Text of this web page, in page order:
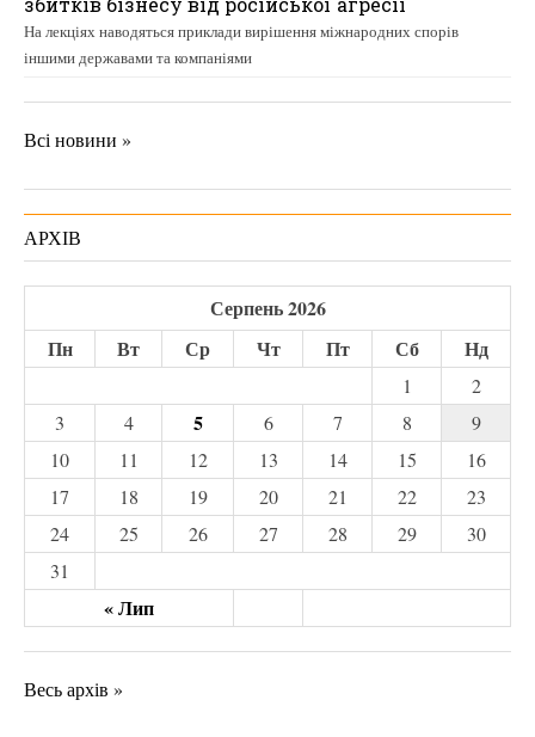
На лекціях наводяться приклади вирішення міжнародних спорів
іншими державами та компаніями
Всі новини »
АРХІВ
Серпень 2026
Пн
Вт Ср Чт Пт Сб Нд
« Лип
1
2
3
4 5 6 7 8
9
10
11 12 13 14 15
16
17
18 19 20 21 22
23
24
25 26 27 28 29
30
31
Весь архів »